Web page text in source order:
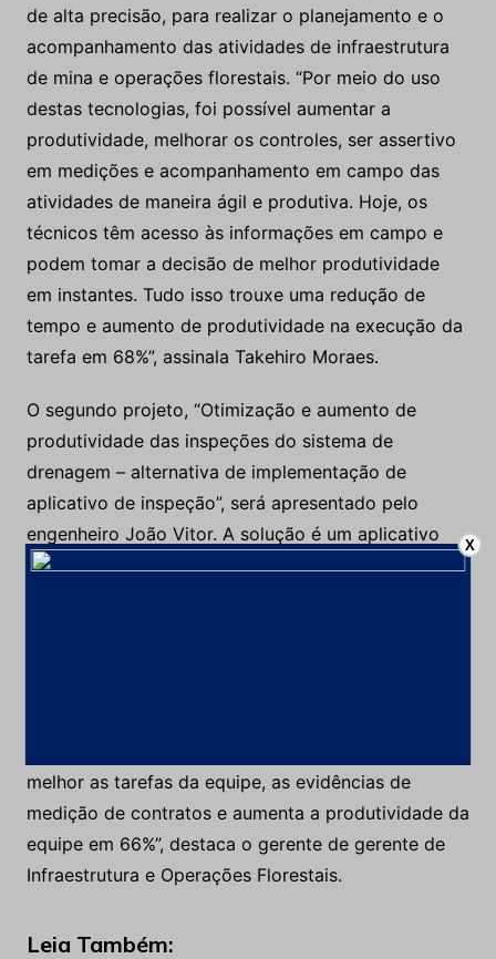
de alta precisão, para realizar o planejamento e o
acompanhamento das atividades de infraestrutura
de mina e operações florestais. “Por meio do uso
destas tecnologias, foi possível aumentar a
produtividade, melhorar os controles, ser assertivo
em medições e acompanhamento em campo das
atividades de maneira ágil e produtiva. Hoje, os
técnicos têm acesso às informações em campo e
podem tomar a decisão de melhor produtividade
em instantes. Tudo isso trouxe uma redução de
tempo e aumento de produtividade na execução da
tarefa em 68%”, assinala Takehiro Moraes.
O segundo projeto, “Otimização e aumento de
produtividade das inspeções do sistema de
drenagem – alternativa de implementação de
aplicativo de inspeção”, será apresentado pelo
engenheiro João Vitor. A solução é um aplicativo
que padroniza as tarefas, consolida os dados na
melhor as tarefas da equipe, as evidências de
medição de contratos e aumenta a produtividade da
equipe em 66%”, destaca o gerente de gerente de
Infraestrutura e Operações Florestais.
Leia Também:
X